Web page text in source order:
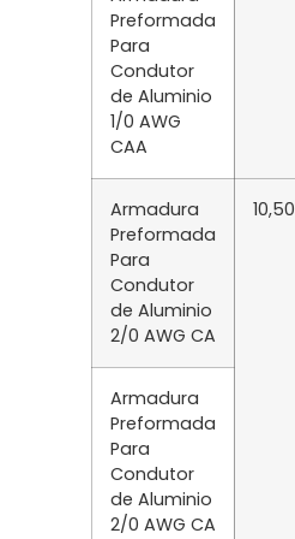
Preformada
Para
Condutor
de Aluminio
1/0 AWG
CAA
Armadura
Preformada
Para
Condutor
de Aluminio
2/0 AWG CA
10,50
Armadura
Preformada
Para
Condutor
de Aluminio
2/0 AWG CA